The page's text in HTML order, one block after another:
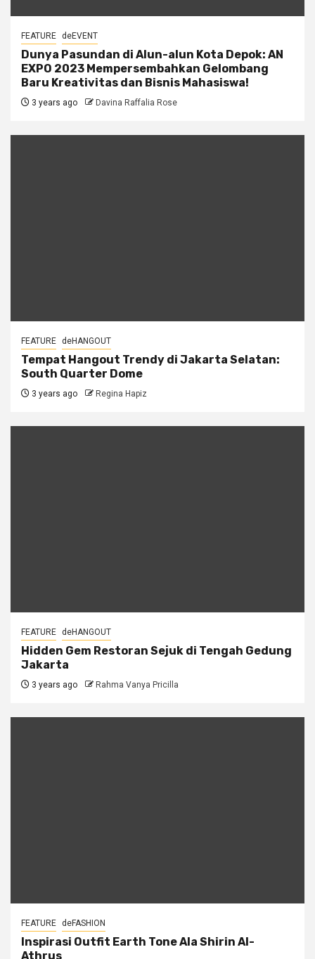
FEATURE deEVENT
Dunya Pasundan di Alun-alun Kota Depok: AN
EXPO 2023 Mempersembahkan Gelombang
Baru Kreativitas dan Bisnis Mahasiswa!
3 years ago Davina Raffalia Rose
FEATURE deHANGOUT
Tempat Hangout Trendy di Jakarta Selatan:
South Quarter Dome
3 years ago Regina Hapiz
FEATURE deHANGOUT
Hidden Gem Restoran Sejuk di Tengah Gedung
Jakarta
3 years ago Rahma Vanya Pricilla
FEATURE deFASHION
Inspirasi Outfit Earth Tone Ala Shirin Al-
Athrus